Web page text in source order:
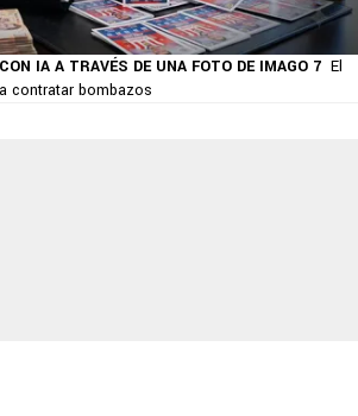
IA A TRAVÉS DE UNA FOTO DE IMAGO 7 El
contratar bombazos